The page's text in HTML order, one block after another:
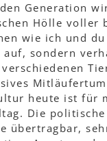
Generation
Hölle voller
wie ich und
sondern
heute ist für
Die
übertragbar,